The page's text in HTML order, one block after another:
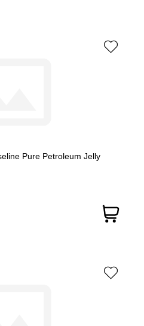
Pure Petroleum Jelly